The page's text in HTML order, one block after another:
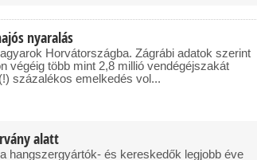
nyaralás
Horvátországba. Zágrábi adatok szerint
végéig több mint 2,8 millió vendégéjszakát
százalékos emelkedés vol...
alatt
hangszergyártók- és kereskedők legjobb éve